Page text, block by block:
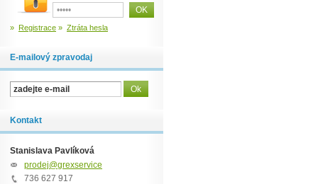
» Registrace » Ztráta hesla
E-mailový zpravodaj
Kontakt
Stanislava Pavlíková
prodej@grexservice.cz
736 627 917